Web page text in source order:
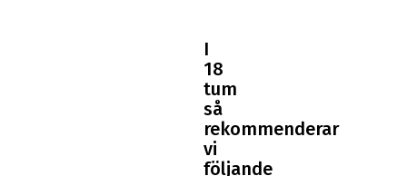
I
18
tum
så
rekommenderar
vi
följande